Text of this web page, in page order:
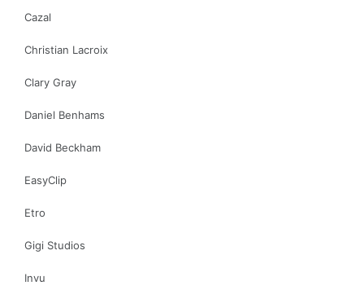
Cazal
Christian Lacroix
Clary Gray
Daniel Benhams
David Beckham
EasyClip
Etro
Gigi Studios
Invu